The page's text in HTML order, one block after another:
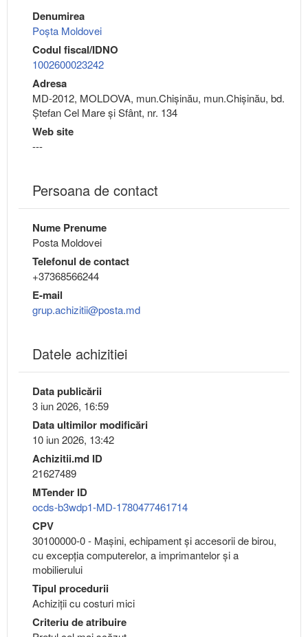
Denumirea
Poșta Moldovei
Codul fiscal/IDNO
1002600023242
Adresa
MD-2012, MOLDOVA, mun.Chişinău, mun.Chişinău, bd.
Ștefan Cel Mare și Sfânt, nr. 134
Web site
---
Persoana de contact
Nume Prenume
Posta Moldovei
Telefonul de contact
+37368566244
E-mail
grup.achizitii@posta.md
Datele achizitiei
Data publicării
3 iun 2026, 16:59
Data ultimilor modificări
10 iun 2026, 13:42
Achizitii.md ID
21627489
MTender ID
ocds-b3wdp1-MD-1780477461714
CPV
30100000-0 - Maşini, echipament şi accesorii de birou,
cu excepţia computerelor, a imprimantelor şi a
mobilierului
Tipul procedurii
Achiziții cu costuri mici
Criteriu de atribuire